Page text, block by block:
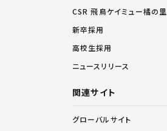
CSR 飛鳥ケイミュー橘の里
新卒採用
高校生採用
ニュースリリース
関連サイト
グローバルサイト